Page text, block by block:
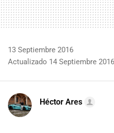
13 Septiembre 2016
Actualizado 14 Septiembre
Héctor Ares